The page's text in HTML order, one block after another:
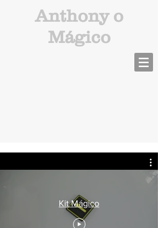
Anthony o
Mágico
Kit Mágico